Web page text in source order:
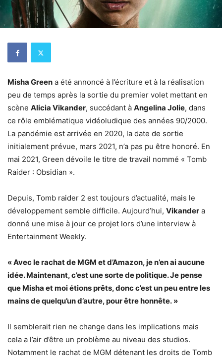
Misha Green a été annoncé à l’écriture et à la réalisation
peu de temps après la sortie du premier volet mettant en
scène Alicia Vikander, succédant à Angelina Jolie, dans
ce rôle emblématique vidéoludique des années 90/2000.
La pandémie est arrivée en 2020, la date de sortie
initialement prévue, mars 2021, n’a pas pu être honoré. En
mai 2021, Green dévoile le titre de travail nommé « Tomb
Raider : Obsidian ».
Depuis, Tomb raider 2 est toujours d’actualité, mais le
développement semble difficile. Aujourd’hui, Vikander a
donné une mise à jour ce projet lors d’une interview à
Entertainment Weekly.
« Avec le rachat de MGM et d’Amazon, je n’en ai aucune
idée. Maintenant, c’est une sorte de politique. Je pense
que Misha et moi étions prêts, donc c’est un peu entre les
mains de quelqu’un d’autre, pour être honnête. »
Il semblerait rien ne change dans les implications mais
cela a l’air d’être un problème au niveau des studios.
Notamment le rachat de MGM détenant les droits de Tomb